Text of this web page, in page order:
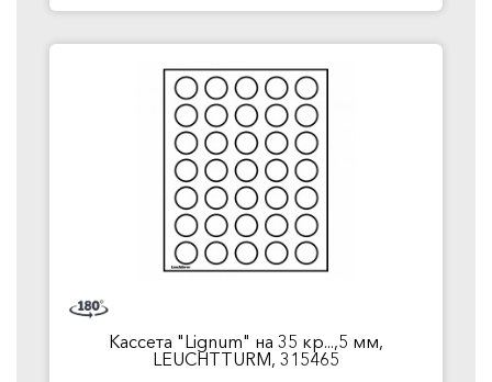
Кассета "Lignum" на 35 кр...,5 мм,
LEUCHTTURM, 315465